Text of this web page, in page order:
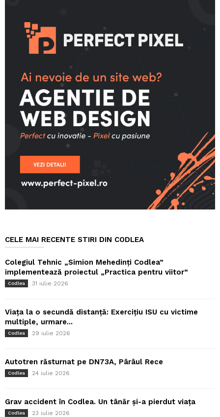
CELE MAI RECENTE STIRI DIN CODLEA
Colegiul Tehnic „Simion Mehedinți Codlea”
implementează proiectul „Practica pentru viitor”
Codlea 31 iulie 2026
Viața la o secundă distanță: Exercițiu ISU cu victime
multiple, urmare...
Codlea 29 iulie 2026
Autotren răsturnat pe DN73A, Pârâul Rece
Codlea 24 iulie 2026
Grav accident în Codlea. Un tânăr și-a pierdut viața
Codlea 23 iulie 2026